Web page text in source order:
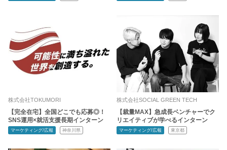
株式会社TOKUMORI
【完全在宅】全国どこでも応募◎！
SNS運用×就活支援長期インターン
マーケティング/広報 神奈川県
株式会社SOCIAL GREEN TECH
【裁量MAX】急成長ベンチャーでク
リエイティブが学べるインターン
マーケティング/広報 東京都